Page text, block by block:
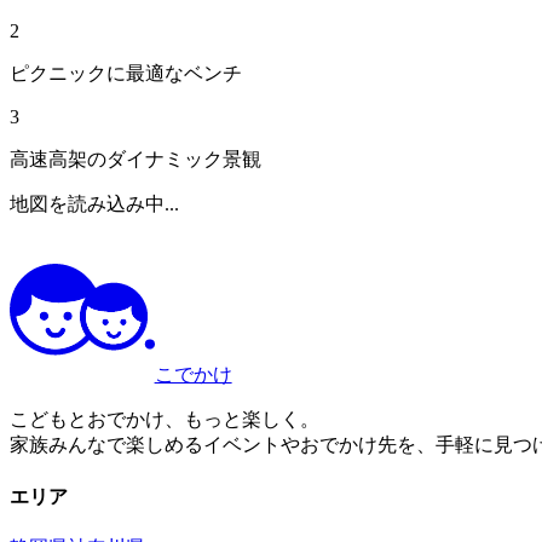
2
ピクニックに最適なベンチ
3
高速高架のダイナミック景観
地図を読み込み中...
こでかけ
こどもとおでかけ、もっと楽しく。
家族みんなで楽しめるイベントやおでかけ先を、手軽に見つ
エリア